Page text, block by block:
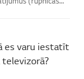
es varu iestatīt